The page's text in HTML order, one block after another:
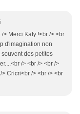
> Merci Katy !<br /> <br
d'imagination non
des petites
/> <br /> <br />
Cricri<br /> <br /> <br